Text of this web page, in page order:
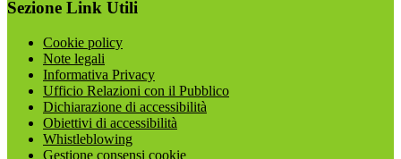
Sezione Link Utili
Cookie policy
Note legali
Informativa Privacy
Ufficio Relazioni con il Pubblico
Dichiarazione di accessibilità
Obiettivi di accessibilità
Whistleblowing
Gestione consensi cookie